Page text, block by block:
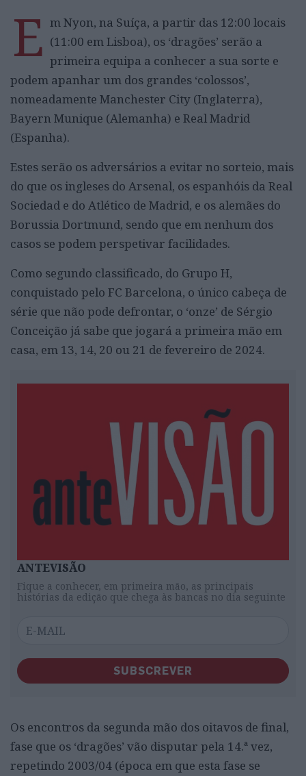
E m Nyon, na Suíça, a partir das 12:00 locais
(11:00 em Lisboa), os ‘dragões’ serão a
primeira equipa a conhecer a sua sorte e
podem apanhar um dos grandes ‘colossos’,
nomeadamente Manchester City (Inglaterra),
Bayern Munique (Alemanha) e Real Madrid
(Espanha).
Estes serão os adversários a evitar no sorteio, mais
do que os ingleses do Arsenal, os espanhóis da Real
Sociedad e do Atlético de Madrid, e os alemães do
Borussia Dortmund, sendo que em nenhum dos
casos se podem perspetivar facilidades.
Como segundo classificado, do Grupo H,
conquistado pelo FC Barcelona, o único cabeça de
série que não pode defrontar, o ‘onze’ de Sérgio
Conceição já sabe que jogará a primeira mão em
casa, em 13, 14, 20 ou 21 de fevereiro de 2024.
ANTEVISÃO
Fique a conhecer, em primeira mão, as principais
histórias da edição que chega às bancas no dia seguinte
SUBSCREVER
Os encontros da segunda mão dos oitavos de final,
fase que os ‘dragões’ vão disputar pela 14.ª vez,
repetindo 2003/04 (época em que esta fase se